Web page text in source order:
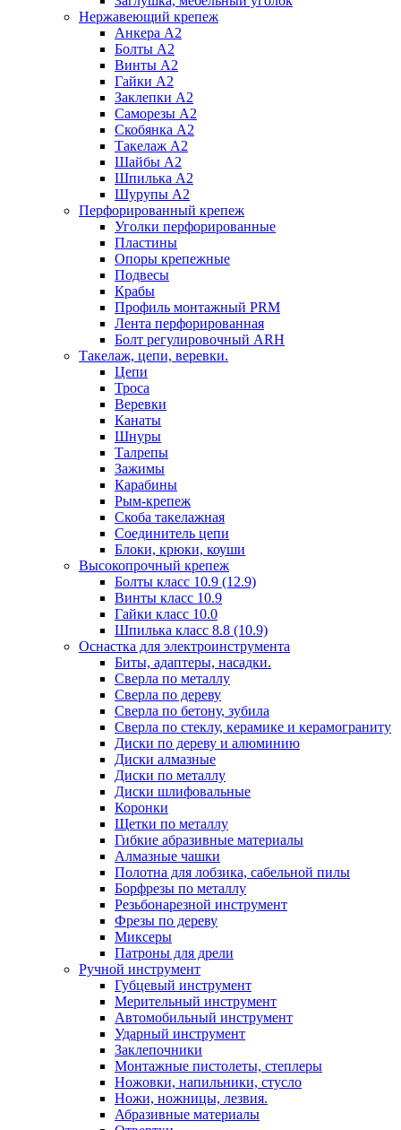
Нержавеющий крепеж
Анкера А2
Болты А2
Винты А2
Гайки А2
Заклепки А2
Саморезы А2
Скобянка А2
Такелаж А2
Шайбы А2
Шпилька А2
Шурупы А2
Перфорированный крепеж
Уголки перфорированные
Пластины
Опоры крепежные
Подвесы
Крабы
Профиль монтажный PRM
Лента перфорированная
Болт регулировочный ARH
Такелаж, цепи, веревки.
Цепи
Троса
Веревки
Канаты
Шнуры
Талрепы
Зажимы
Карабины
Рым-крепеж
Скоба такелажная
Соединитель цепи
Блоки, крюки, коуши
Высокопрочный крепеж
Болты класс 10.9 (12.9)
Винты класс 10.9
Гайки класс 10.0
Шпилька класс 8.8 (10.9)
Оснастка для электроинструмента
Биты, адаптеры, насадки.
Сверла по металлу
Сверла по дереву
Сверла по бетону, зубила
Сверла по стеклу, керамике и керамограниту
Диски по дереву и алюминию
Диски алмазные
Диски по металлу
Диски шлифовальные
Коронки
Щетки по металлу
Гибкие абразивные материалы
Алмазные чашки
Полотна для лобзика, сабельной пилы
Борфрезы по металлу
Резьбонарезной инструмент
Фрезы по дереву
Миксеры
Патроны для дрели
Ручной инструмент
Губцевый инструмент
Мерительный инструмент
Автомобильный инструмент
Ударный инструмент
Заклепочники
Монтажные пистолеты, степлеры
Ножовки, напильники, стусло
Ножи, ножницы, лезвия.
Абразивные материалы